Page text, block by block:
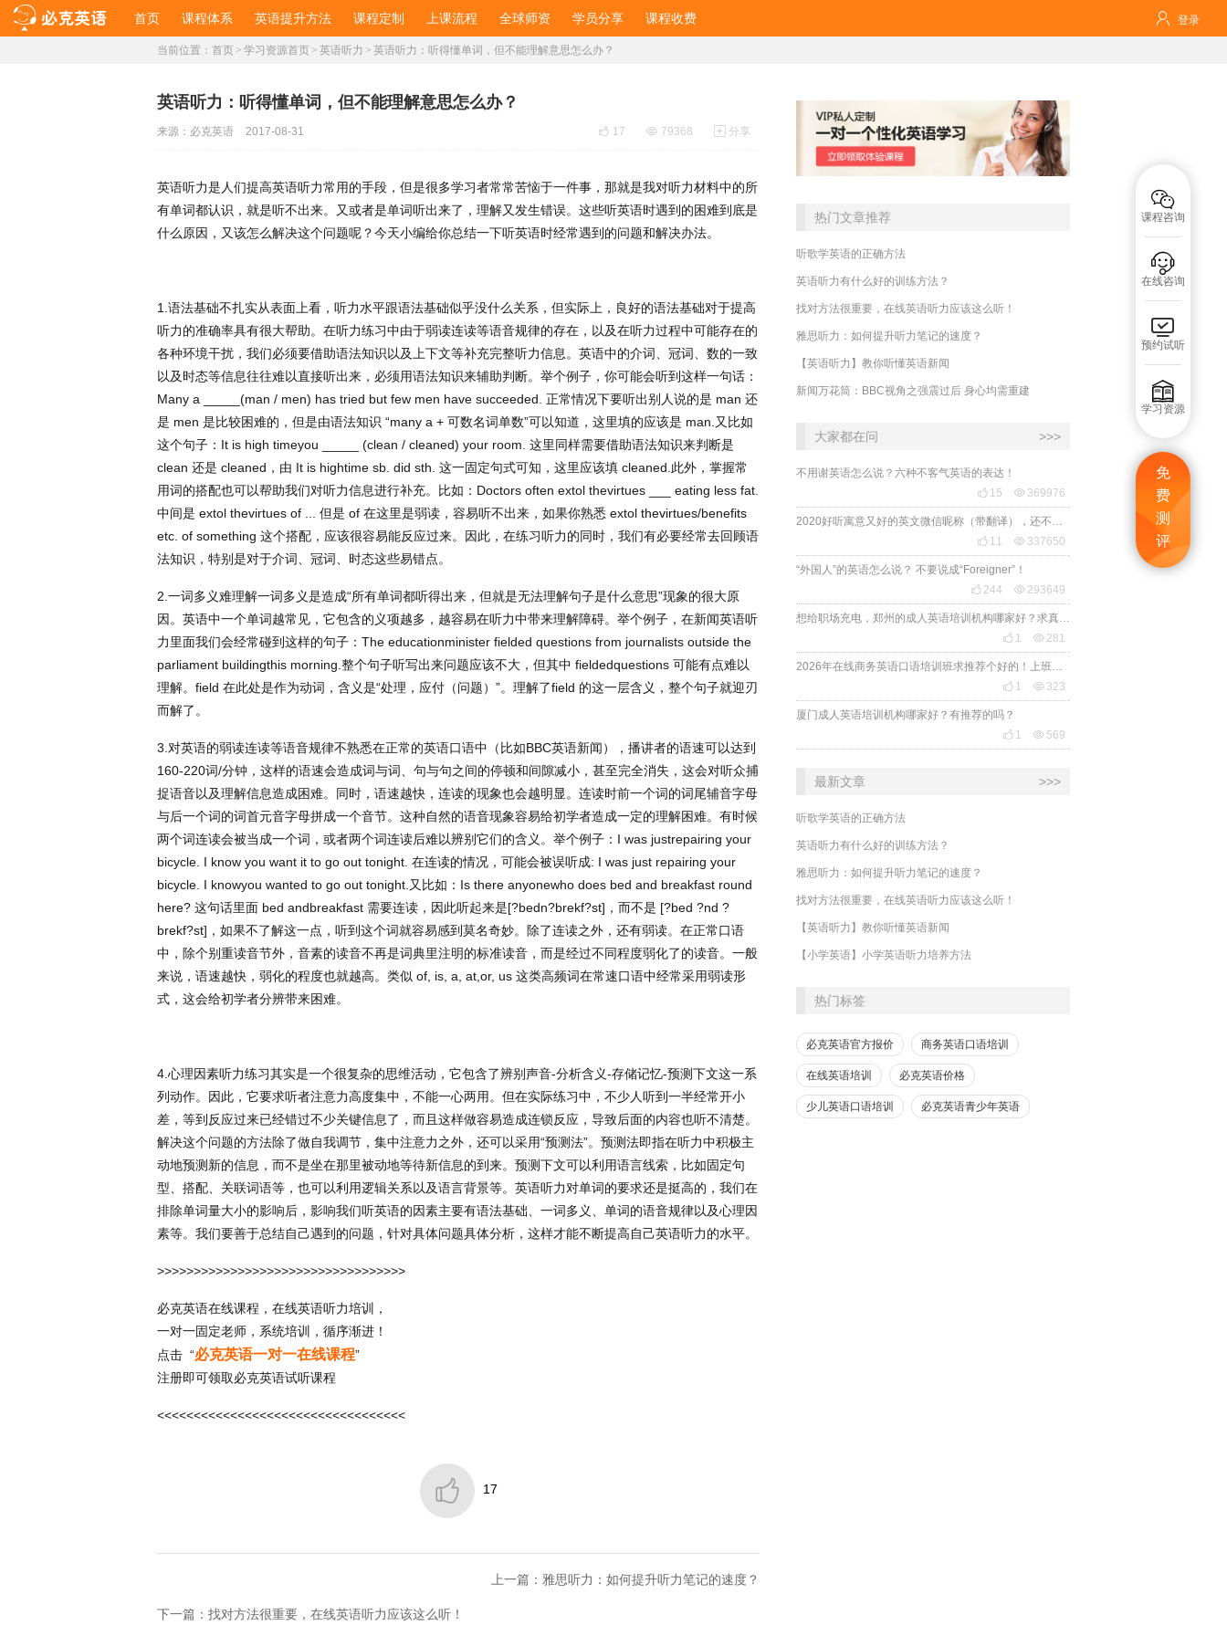
首页 课程体系 英语提升方法 课程定制 上课流程 全球师资 学员分享 课程收费  登录

课程咨询

在线咨询

预约试听

学习资源
免
费
测
评
当前位置： 首页 > 学习资源首页 > 英语听力 > 英语听力：听得懂单词，但不能理解意思怎么办？
英语听力：听得懂单词，但不能理解意思怎么办？
 17  79368  分享
来源： 必克英语 2017-08-31
英语听力是人们提高英语听力常用的手段，但是很多学习者常常苦恼于一件事，那就是我对听力材料中的所
有单词都认识，就是听不出来。又或者是单词听出来了，理解又发生错误。这些听英语时遇到的困难到底是
什么原因，又该怎么解决这个问题呢？今天小编给你总结一下听英语时经常遇到的问题和解决办法。
1. 语法基础不扎实从表面上看，听力水平跟语法基础似乎没什么关系，但实际上，良好的语法基础对于提高
听力的准确率具有很大帮助。在听力练习中由于弱读连读等语音规律的存在，以及在听力过程中可能存在的
各种环境干扰，我们必须要借助语法知识以及上下文等补充完整听力信息。英语中的介词、冠词、数的一致
以及时态等信息往往难以直接听出来，必须用语法知识来辅助判断。举个例子，你可能会听到这样一句话：
Many a _____(man / men) has tried but few men have succeeded. 正常情况下要听出别人说的是 man 还
是 men 是比较困难的，但是由语法知识 “many a + 可数名词单数”可以知道，这里填的应该是 man. 又比如
这个句子： It is high timeyou _____ (clean / cleaned) your room. 这里同样需要借助语法知识来判断是
clean 还是 cleaned ，由 It is hightime sb. did sth. 这一固定句式可知，这里应该填 cleaned. 此外，掌握常
用词的搭配也可以帮助我们对听力信息进行补充。比如： Doctors often extol thevirtues ___ eating less fat.
中间是 extol thevirtues of ... 但是 of 在这里是弱读，容易听不出来，如果你熟悉 extol thevirtues/benefits
etc. of something 这个搭配，应该很容易能反应过来。因此，在练习听力的同时，我们有必要经常去回顾语
法知识，特别是对于介词、冠词、时态这些易错点。
2. 一词多义难理解一词多义是造成“所有单词都听得出来，但就是无法理解句子是什么意思”现象的很大原
因。英语中一个单词越常见，它包含的义项越多，越容易在听力中带来理解障碍。举个例子，在新闻英语听
力里面我们会经常碰到这样的句子： The educationminister fielded questions from journalists outside the
parliament buildingthis morning. 整个句子听写出来问题应该不大，但其中 fieldedquestions 可能有点难以
理解。 field 在此处是作为动词，含义是“处理，应付（问题） ”。理解了field 的这一层含义，整个句子就迎刃
而解了。
3. 对英语的弱读连读等语音规律不熟悉在正常的英语口语中（比如BBC英语新闻），播讲者的语速可以达到
160-220词/分钟，这样的语速会造成词与词、句与句之间的停顿和间隙减小，甚至完全消失，这会对听众捕
捉语音以及理解信息造成困难。同时，语速越快，连读的现象也会越明显。连读时前一个词的词尾辅音字母
与后一个词的词首元音字母拼成一个音节。这种自然的语音现象容易给初学者造成一定的理解困难。有时候
两个词连读会被当成一个词，或者两个词连读后难以辨别它们的含义。举个例子： I was justrepairing your
bicycle. I know you want it to go out tonight. 在连读的情况，可能会被误听成: I was just repairing your
bicycle. I knowyou wanted to go out tonight. 又比如： Is there anyonewho does bed and breakfast round
here? 这句话里面 bed andbreakfast 需要连读，因此听起来是[?bedn?brekf?st] ，而不是 [?bed ?nd ?
brekf?st] ，如果不了解这一点，听到这个词就容易感到莫名奇妙。除了连读之外，还有弱读。在正常口语
中，除个别重读音节外，音素的读音不再是词典里注明的标准读音，而是经过不同程度弱化了的读音。一般
来说，语速越快，弱化的程度也就越高。类似 of, is, a, at,or, us 这类高频词在常速口语中经常采用弱读形
式，这会给初学者分辨带来困难。
4. 心理因素听力练习其实是一个很复杂的思维活动，它包含了辨别声音-分析含义-存储记忆-预测下文这一系
列动作。因此，它要求听者注意力高度集中，不能一心两用。但在实际练习中，不少人听到一半经常开小
差，等到反应过来已经错过不少关键信息了，而且这样做容易造成连锁反应，导致后面的内容也听不清楚。
解决这个问题的方法除了做自我调节，集中注意力之外，还可以采用“预测法”。预测法即指在听力中积极主
动地预测新的信息，而不是坐在那里被动地等待新信息的到来。预测下文可以利用语言线索，比如固定句
型、搭配、关联词语等，也可以利用逻辑关系以及语言背景等。英语听力对单词的要求还是挺高的，我们在
排除单词量大小的影响后，影响我们听英语的因素主要有语法基础、一词多义、单词的语音规律以及心理因
素等。我们要善于总结自己遇到的问题，针对具体问题具体分析，这样才能不断提高自己英语听力的水平。
>>>>>>>>>>>>>>>>>>>>>>>>>>>>>>>>>>
必克英语在线课程，在线英语听力培训，
一对一固定老师，系统培训，循序渐进！
点击 “必克英语一对一在线课程”
注册即可领取必克英语试听课程
<<<<<<<<<<<<<<<<<<<<<<<<<<<<<<<<<<
 17
上一篇：雅思听力：如何提升听力笔记的速度？
下一篇：找对方法很重要，在线英语听力应该这么听！
热门文章推荐
听歌学英语的正确方法
英语听力有什么好的训练方法？
找对方法很重要，在线英语听力应该这么听！
雅思听力：如何提升听力笔记的速度？
【英语听力】教你听懂英语新闻
新闻万花筒：BBC视角之强震过后 身心均需重建
大家都在问 >>>
不用谢英语怎么说？六种不客气英语的表达！
 15  369976
 11  337650
“外国人”的英语怎么说？ 不要说成“Foreigner”！
 244  293649
 1  281
 1  323
厦门成人英语培训机构哪家好？有推荐的吗？
 1  569
最新文章 >>>
听歌学英语的正确方法
英语听力有什么好的训练方法？
雅思听力：如何提升听力笔记的速度？
找对方法很重要，在线英语听力应该这么听！
【英语听力】教你听懂英语新闻
【小学英语】小学英语听力培养方法
热门标签
必克英语官方报价 商务英语口语培训
在线英语培训 必克英语价格
少儿英语口语培训 必克英语青少年英语